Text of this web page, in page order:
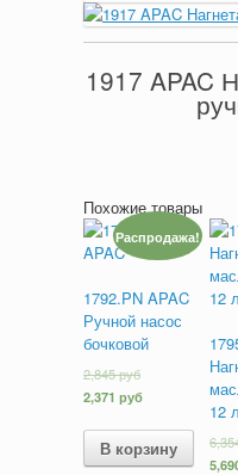
1917 APAC
Похожие товары
Распродажа!
1792.PN APAC
Ручной насос
бочковой
2,845руб
2,371 руб
В корзину
12 л